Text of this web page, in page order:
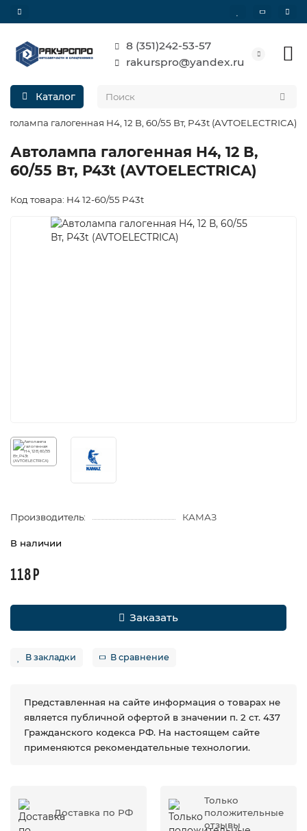
8 (351)242-53-57
rakurspro@yandex.ru
Каталог
галогенная H4, 12 В, 60/55 Вт, P43t (AVTOELECTRICA)
Автолампа галогенная H4, 12 В,
60/55 Вт, P43t (AVTOELECTRICA)
Код товара: H4 12-60/55 P43t
Производитель: КАМАЗ
В наличии
118 Р
Заказать
В закладки В сравнение
Представленная на сайте информация о товарах не
является публичной офертой в значении п. 2 ст. 437
Гражданского кодекса РФ. На настоящем сайте
применяются рекомендательные технологии.
Доставка по РФ
Только
положительные
отзывы